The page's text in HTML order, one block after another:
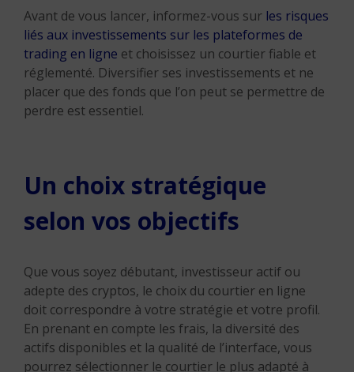
Avant de vous lancer, informez-vous sur les risques
liés aux investissements sur les plateformes de
trading en ligne et choisissez un courtier fiable et
réglementé. Diversifier ses investissements et ne
placer que des fonds que l’on peut se permettre de
perdre est essentiel.
Un choix stratégique
selon vos objectifs
Que vous soyez débutant, investisseur actif ou
adepte des cryptos, le choix du courtier en ligne
doit correspondre à votre stratégie et votre profil.
En prenant en compte les frais, la diversité des
actifs disponibles et la qualité de l’interface, vous
pourrez sélectionner le courtier le plus adapté à